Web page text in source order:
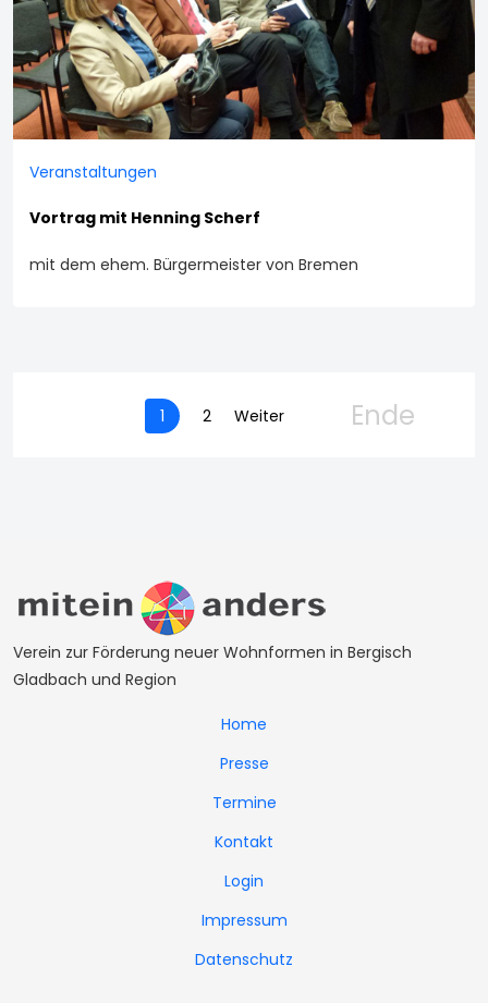
Veranstaltungen
Vortrag mit Henning Scherf
mit dem ehem. Bürgermeister von Bremen
1 2 Weiter Ende
Verein zur Förderung neuer Wohnformen in Bergisch
Gladbach und Region
Home
Presse
Termine
Kontakt
Login
Impressum
Datenschutz